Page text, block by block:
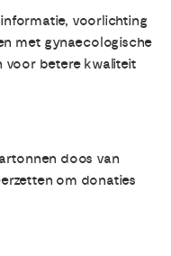
voorlichting
met gynaecologische
voor betere kwaliteit
doos van
om donaties